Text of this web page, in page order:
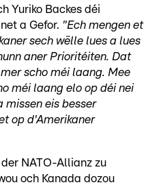
Yuriko Backes déi
a Gefor. "Ech mengen et
sech wëlle lues a lues
aner Prioritéiten. Dat
scho méi laang. Mee
méi laang elo op déi nei
missen eis besser
op d'Amerikaner
NATO-Allianz zu
och Kanada dozou